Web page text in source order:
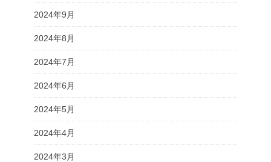
2024年9月
2024年8月
2024年7月
2024年6月
2024年5月
2024年4月
2024年3月